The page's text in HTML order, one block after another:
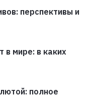
перспективы и
в мире: в каких
полное